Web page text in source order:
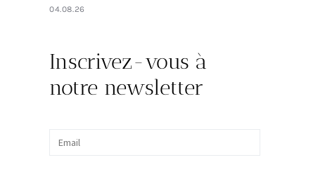
04.08.26
Inscrivez-vous à
notre newsletter